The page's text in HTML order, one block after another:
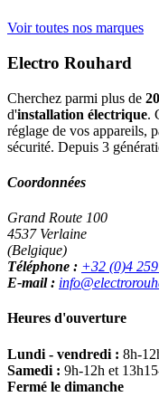
Voir toutes nos marques
Electro Rouhard
Cherchez parmi plus de
d'installation électrique.
réglage de vos appareils,
sécurité. Depuis 3
Coordonnées
Grand Route 100
4537 Verlaine
(Belgique)
Téléphone : +32 (0)4
E-mail :
Heures d'ouverture
Lundi - vendredi : 8h-
Samedi : 9h-12h et
Fermé le dimanche